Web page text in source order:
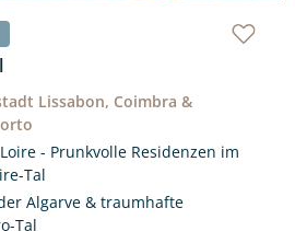
Lissabon, Coimbra &
- Prunkvolle Residenzen im
Tal
Algarve & traumhafte
Tal